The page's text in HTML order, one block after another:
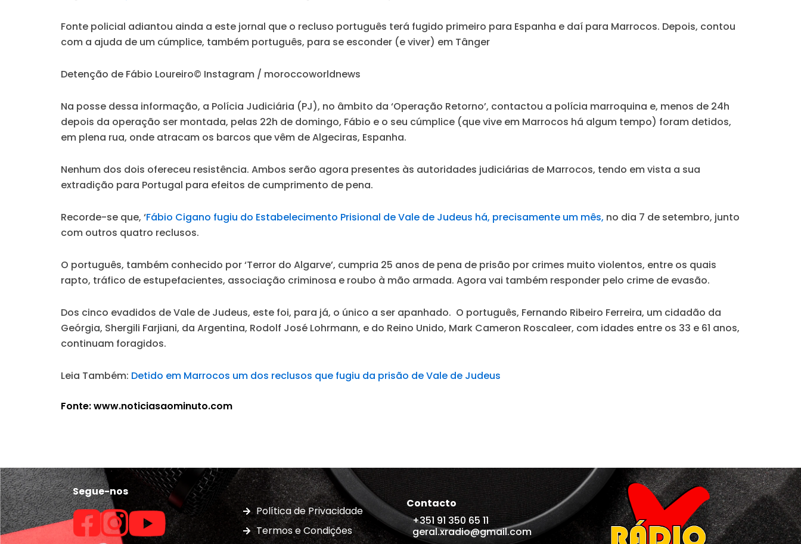
Fonte policial adiantou ainda a este jornal que o recluso português terá fugido primeiro para Espanha e daí para Marrocos. Depois, contou
com a ajuda de um cúmplice, também português, para se esconder (e viver) em Tânger
Detenção de Fábio Loureiro© Instagram / moroccoworldnews
Na posse dessa informação, a Polícia Judiciária (PJ), no âmbito da ‘Operação Retorno’, contactou a polícia marroquina e, menos de 24h
depois da operação ser montada, pelas 22h de domingo, Fábio e o seu cúmplice (que vive em Marrocos há algum tempo) foram detidos,
em plena rua, onde atracam os barcos que vêm de Algeciras, Espanha.
Nenhum dos dois ofereceu resistência. Ambos serão agora presentes às autoridades judiciárias de Marrocos, tendo em vista a sua
extradição para Portugal para efeitos de cumprimento de pena.
Recorde-se que, ‘Fábio Cigano fugiu do Estabelecimento Prisional de Vale de Judeus há, precisamente um mês, no dia 7 de setembro, junto
com outros quatro reclusos.
O português, também conhecido por ‘Terror do Algarve’, cumpria 25 anos de pena de prisão por crimes muito violentos, entre os quais
rapto, tráfico de estupefacientes, associação criminosa e roubo à mão armada. Agora vai também responder pelo crime de evasão.
Dos cinco evadidos de Vale de Judeus, este foi, para já, o único a ser apanhado. O português, Fernando Ribeiro Ferreira, um cidadão da
Geórgia, Shergili Farjiani, da Argentina, Rodolf José Lohrmann, e do Reino Unido, Mark Cameron Roscaleer, com idades entre os 33 e 61 anos,
continuam foragidos.
Leia Também: Detido em Marrocos um dos reclusos que fugiu da prisão de Vale de Judeus
Fonte: www.noticiasaominuto.com
Segue-nos
Política de Privacidade
Termos e Condições
Contacto
+351 91 350 65 11
geral.xradio@gmail.com